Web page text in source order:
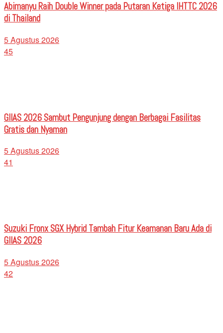
Abimanyu Raih Double Winner pada Putaran Ketiga IHTTC 2026
di Thailand
5 Agustus 2026
45
GIIAS 2026 Sambut Pengunjung dengan Berbagai Fasilitas
Gratis dan Nyaman
5 Agustus 2026
41
Suzuki Fronx SGX Hybrid Tambah Fitur Keamanan Baru Ada di
GIIAS 2026
5 Agustus 2026
42